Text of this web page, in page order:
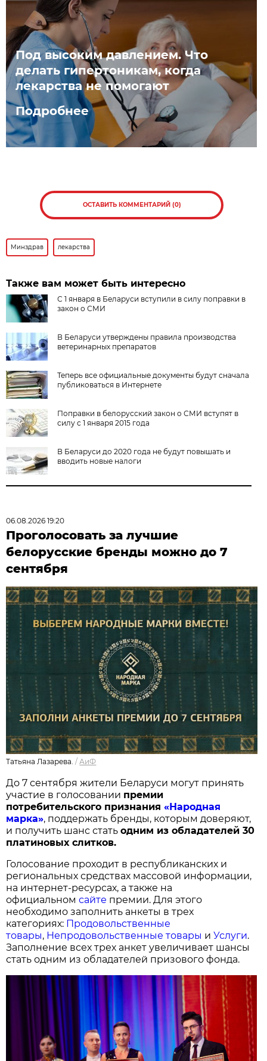
Под высоким давлением. Что
делать гипертоникам, когда
лекарства не помогают
Подробнее
ОСТАВИТЬ КОММЕНТАРИЙ (0)
Минздрав лекарства
Также вам может быть интересно
С 1 января в Беларуси вступили в силу поправки в
закон о СМИ
В Беларуси утверждены правила производства
ветеринарных препаратов
Теперь все официальные документы будут сначала
публиковаться в Интернете
Поправки в белорусский закон о СМИ вступят в
силу с 1 января 2015 года
В Беларуси до 2020 года не будут повышать и
вводить новые налоги
06.08.2026 19:20
Проголосовать за лучшие
белорусские бренды можно до 7
сентября
Татьяна Лазарева. / АиФ
До 7 сентября жители Беларуси могут принять
участие в голосовании премии
потребительского признания«Народная
марка», поддержать бренды, которым доверяют,
и получить шанс статьодним из обладателей 30
платиновых слитков.
Голосование проходит в республиканских и
региональных средствах массовой информации,
на интернет-ресурсах, а также на
официальномсайте премии. Для этого
необходимо заполнить анкеты в трех
категориях: Продовольственные
товары, Непродовольственные товары иУслуги.
Заполнение всех трех анкет увеличивает шансы
стать одним из обладателей призового фонда.